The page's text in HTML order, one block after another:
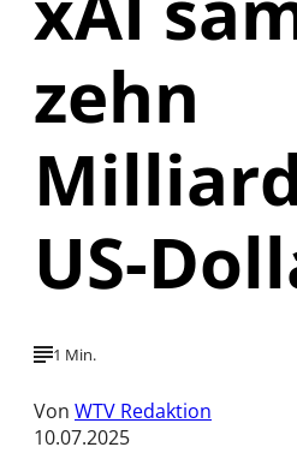
zehn
US-
1 Min.
Von WTV Redaktion
10.07.2025